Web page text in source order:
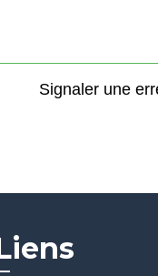
Signaler une